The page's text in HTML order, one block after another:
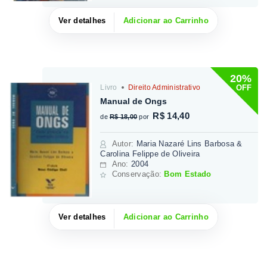
Ver detalhes Adicionar ao Carrinho
20%
OFF
Livro Direito Administrativo
Manual de Ongs
de R$ 18,00 por R$ 14,40
Autor: Maria Nazaré Lins Barbosa &
Carolina Felippe de Oliveira
Ano: 2004
Conservação: Bom Estado
Ver detalhes Adicionar ao Carrinho